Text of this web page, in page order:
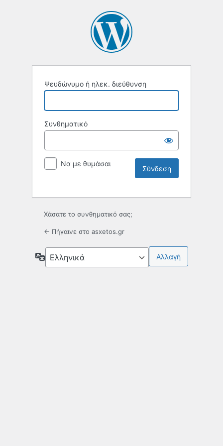
Ψευδώνυμο ή ηλεκ. διεύθυνση
Συνθηματικό
Να με θυμάσαι
Χάσατε το συνθηματικό σας;
← Πήγαινε στο asxetos.gr
Γλώσσα